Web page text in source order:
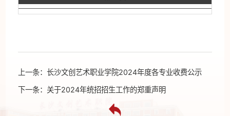
上一条：长沙文创艺术职业学院2024年度各专业收费公示
下一条： 关于2024年统招招生工作的郑重声明